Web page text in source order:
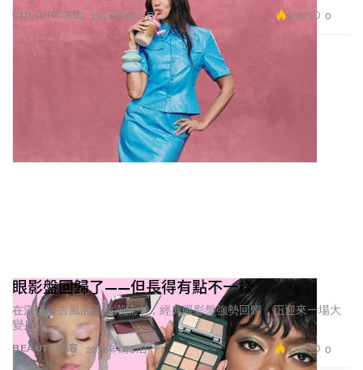
CULTURE 文化 2026年3月19日 2.4K 0
BEAUTY 美容
眼影盤回歸了——但長得有點不一樣
在滿滿復古風的美妝潮流中，經典眼影盤強勢回歸，正迎來一場大
變身。
2026年1月31日 4.8K 0